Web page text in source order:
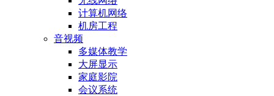
计算机网络
机房工程
音视频
多媒体教学
大屏显示
家庭影院
会议系统